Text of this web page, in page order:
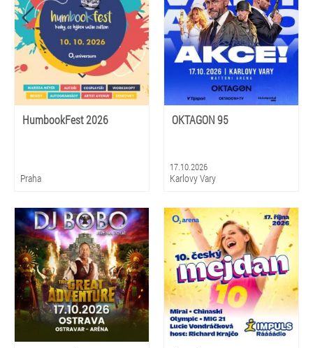
HumbookFest 2026
Praha
OKTAGON 95
17.10.2026
Karlovy Vary